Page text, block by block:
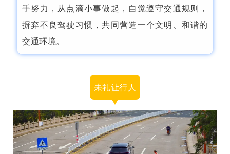
手努力，从点滴小事做起，自觉遵守交通规则，
摒弃不良驾驶习惯，共同营造一个文明、和谐的
交通环境。
未礼让行人